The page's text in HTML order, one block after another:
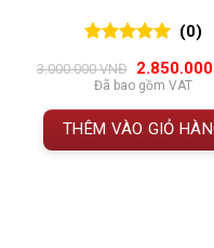
đánh giá
(0)
3.000.000VNĐ
Giá
gốc
là:
3.000.000
2.850.000
Đã bao gồm VAT
THÊM VÀO GIỎ